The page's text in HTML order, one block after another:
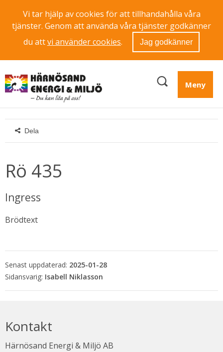
Vi tar hjälp av cookies för att tillhandahålla våra
tjänster. Genom att använda våra tjänster godkänner
du attvi använder cookies. Jag godkänner
Meny
Dela
Rö 435
Ingress
Brödtext
Senast uppdaterad: 2025-01-28
Isabell Niklasson
Kontakt
Härnösand Energi & Miljö AB